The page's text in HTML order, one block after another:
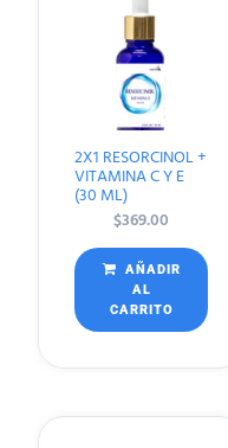
2X1 RESORCINOL +
VITAMINA C Y E
(30 ML)
$369.00
AÑADIR
AL
CARRITO